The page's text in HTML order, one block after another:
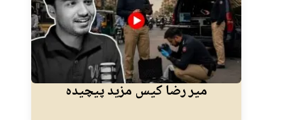
میر رضا کیس مزید پیچیدہ